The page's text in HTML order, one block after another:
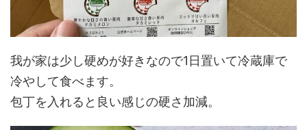
我が家は少し硬めが好きなので1日置いて冷蔵庫で
冷やして食べます。
包丁を入れると良い感じの硬さ加減。